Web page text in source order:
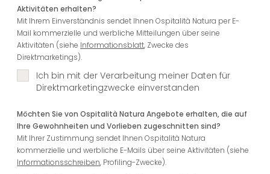
Aktivitäten erhalten?
Mit Ihrem Einverständnis sendet Ihnen Ospitalità Natura per E-
Mail kommerzielle und werbliche Mitteilungen über seine
Aktivitäten (siehe Informationsblatt, Zwecke des
Direktmarketings).
Ich bin mit der Verarbeitung meiner Daten für
Direktmarketingzwecke einverstanden
Möchten Sie von Ospitalità Natura Angebote erhalten, die auf
Ihre Gewohnheiten und Vorlieben zugeschnitten sind?
Mit Ihrer Zustimmung sendet Ihnen Ospitalità Natura
kommerzielle und werbliche E-Mails über seine Aktivitäten (siehe
Informationsschreiben, Profiling-Zwecke).